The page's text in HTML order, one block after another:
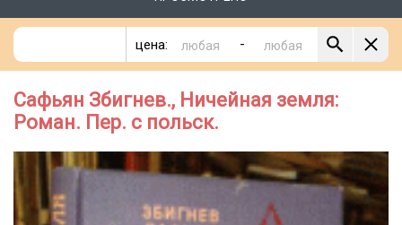
цена: -
Сафьян Збигнев., Ничейная земля:
Роман. Пер. с польск.